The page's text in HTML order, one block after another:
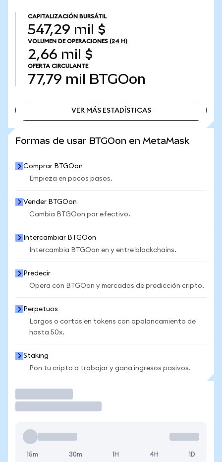
CAPITALIZACIÓN BURSÁTIL
547,29 mil $
VOLUMEN DE OPERACIONES (24 H)
2,66 mil $
OFERTA CIRCULANTE
77,79 mil BTGOon
VER MÁS ESTADÍSTICAS
Formas de usar BTGOon en MetaMask
Comprar BTGOon
Empieza en pocos pasos.
Vender BTGOon
Cambia BTGOon por efectivo.
Intercambiar BTGOon
Intercambia BTGOon en y entre blockchains.
Predecir
Opera con BTGOon y mercados de predicción cripto.
Perpetuos
Largos o cortos en tokens con apalancamiento de
hasta 50x.
Staking
Pon tu cripto a trabajar y gana ingresos pasivos.
15m 30m 1H 4H 1D